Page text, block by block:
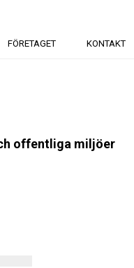
FÖRETAGET KONTAKT
offentliga miljöer